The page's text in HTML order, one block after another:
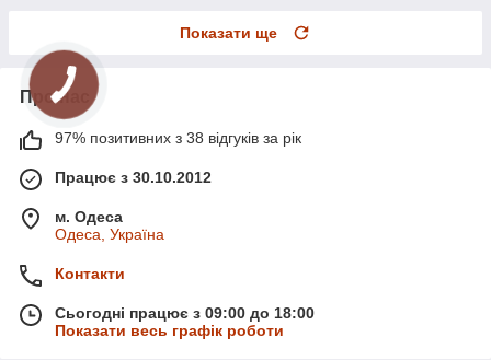
Показати ще
Про нас
97% позитивних з 38 відгуків за рік
Працює з 30.10.2012
м. Одеса
Одеса, Україна
Контакти
Сьогодні працює з 09:00 до 18:00
Показати весь графік роботи